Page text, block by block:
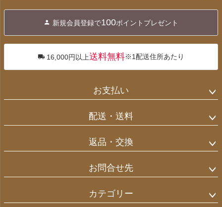
へ
新規会員登録で100ポイントプレゼント
16,000円以上送料無料※1配送住所あたり
お支払い
配送・送料
返品・交換
お問合せ先
カテゴリー